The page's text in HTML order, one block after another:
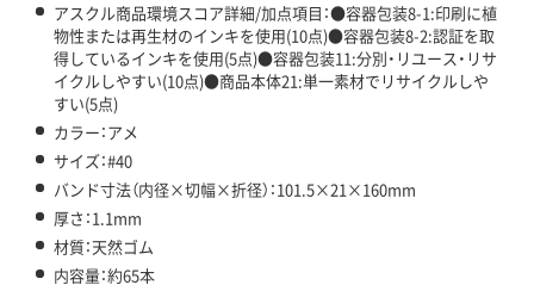
アスクル商品環境スコア詳細/加点項目：●容器包装8-1:印刷に植
物性または再生材のインキを使用(10点)●容器包装8-2:認証を取
得しているインキを使用(5点)●容器包装11:分別・リユース・リサ
イクルしやすい(10点)●商品本体21:単一素材でリサイクルしや
すい(5点)
カラー：アメ
サイズ：#40
バンド寸法（内径×切幅×折径）：101.5×21×160mm
厚さ：1.1mm
材質：天然ゴム
内容量：約65本